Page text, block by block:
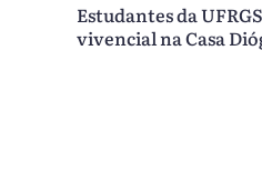
Estudantes da
vivencial na Casa